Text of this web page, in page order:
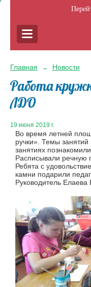
Главная → Новости
Работа
ЛДО
19 июня 2019 г.
Во время летней
ручки». Темы
занятиях
Расписывали речную
Ребята с
камни подарили
Руководитель